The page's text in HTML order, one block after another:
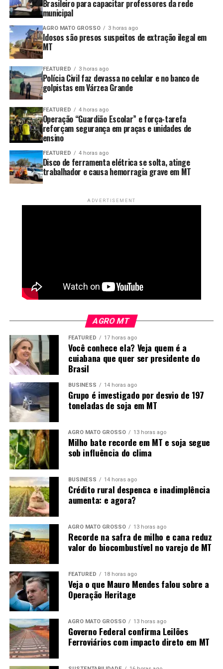
havia qualquer pedido de compra dos equipamentos,
tampouco a empresa tinha conhecimento da negociação
realizada pelos golpistas.
Investigação
Durante as diligências, os policiais civis da Delegacia
Especializada de Estelionato de Várzea Grande
conseguiram identificar três suspeitos envolvidos no
crime.
Conforme apurado, os transformadores de energia
foram retirados da sede da empresa vítima por um
freteiro e levados até um posto de combustível no
bairro São Mateus, na região do Distrito Industrial, em
Cuiabá, onde foram transferidos para outro caminhão.
No dia seguinte, um segundo freteiro foi contratado
Após o cumprimento dos mandados e das medidas
serão analisados para dar continuidade às investigações.
O objetivo é concluir o inquérito policial e promover o
indiciamento dos envolvidos.
Brasileiro para capacitar professores da rede
municipal
AGRO MATO GROSSO 3 horas ago
Idosos são presos suspeitos de extração ilegal em
MT
FEATURED 3 horas ago
Polícia Civil faz devassa no celular e no banco de
golpistas em Várzea Grande
FEATURED 4 horas ago
Operação “Guardião Escolar” e força-tarefa
reforçam segurança em praças e unidades de
ensino
FEATURED 4 horas ago
Disco de ferramenta elétrica se solta, atinge
trabalhador e causa hemorragia grave em MT
ADVERTISEMENT
AGRO MT
FEATURED 17 horas ago
Você conhece ela? Veja quem é a
cuiabana que quer ser presidente do
Brasil
BUSINESS 14 horas ago
Grupo é investigado por desvio de 197
toneladas de soja em MT
AGRO MATO GROSSO 13 horas ago
Milho bate recorde em MT e soja segue
sob influência do clima
BUSINESS 14 horas ago
Crédito rural despenca e inadimplência
aumenta: e agora?
AGRO MATO GROSSO 13 horas ago
Recorde na safra de milho e cana reduz
valor do biocombustível no varejo de MT
FEATURED 18 horas ago
Veja o que Mauro Mendes falou sobre a
Operação Heritage
AGRO MATO GROSSO 13 horas ago
Governo Federal confirma Leilões
Ferroviários com impacto direto em MT